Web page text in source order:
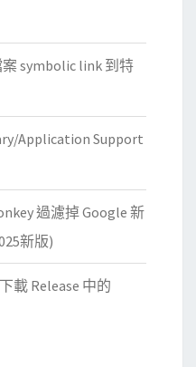
symbolic link 到特
Application Support
過濾掉 Google 新
新版)
載 Release 中的